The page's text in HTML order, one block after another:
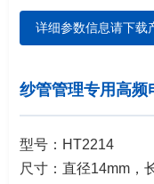
详细参数信息请下载
纱管管理专用高频
型号：HT2214
尺寸：直径14mm，